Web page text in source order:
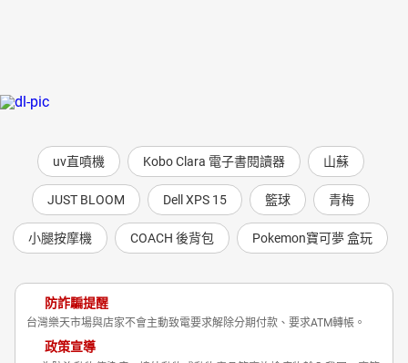
你可以讓孩子玩電腦、學數學，就像一般的家長，任他乖乖待在自
這就是我們製作這一套《說給兒童的世界歷史》的理想——培養
孩子成為一個「胸懷千萬里」的「世界人」。為了讓孩子們張開手
臂歡迎這些多姿多采、來自世界各地的故事，我們邀請了曾獲金鐘
獎的配音、錄音高手，為孩子創造生動的歷史舞臺，「用聲音演戲
給孩子聽」，彷彿歷史「原音重現」——無論是阿爾卑斯山上的風雪
都讓孩子享受「身臨其境」的樂趣。
※完整作者序言請見：https://reurl.cc/yZ3Ag8
菩提樹下的王子
uv直噴機 Kobo Clara 電子書閱讀器 山蘇
JUST BLOOM Dell XPS 15 籃球 青梅
小腿按摩機 COACH 後背包 Pokemon寶可夢 盒玩
防詐騙提醒
台灣樂天市場與店家不會主動致電要求解除分期付款、要求ATM轉帳。
政策宣導